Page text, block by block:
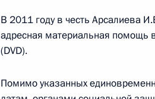
20 сентября 2011 года, 12:00
Об исполнении пункта 1
В 2011 году в честь Арсалиева
адресная материальная помощь
(DVD).
Помимо указанных